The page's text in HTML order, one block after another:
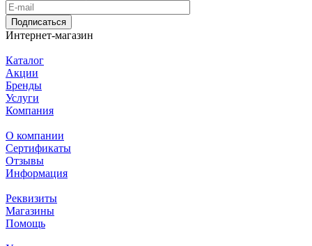
Подписаться
Интернет-магазин
Каталог
Акции
Бренды
Услуги
Компания
О компании
Сертификаты
Отзывы
Информация
Реквизиты
Магазины
Помощь